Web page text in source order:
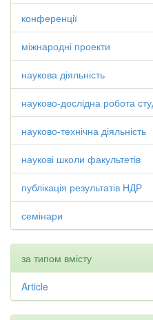
конференції
міжнародні проекти
наукова діяльність
науково-дослідна робота
науково-технічна діяльність
наукові школи факультетів
публікація результатів НДР
семінари
за типом вмісту
Article